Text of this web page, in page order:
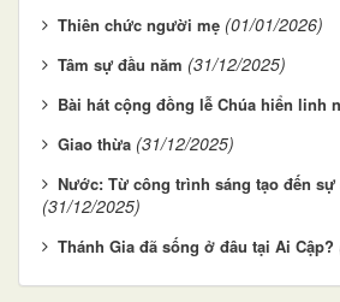
Thiên chức người mẹ (01/01/2026)
Tâm sự đầu năm (31/12/2025)
Bài hát cộng đồng lễ Chúa hiển linh
Giao thừa (31/12/2025)
Nước: Từ công trình sáng tạo đến
(31/12/2025)
Thánh Gia đã sống ở đâu tại Ai Cập?